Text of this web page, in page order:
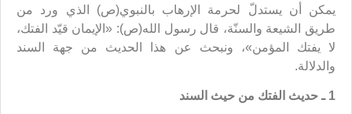
يمكن أن يستدلّ لحرمة الإرهاب بالنبوي(ص) الذي ورد من
طريق الشيعة والسنّة، قال رسول الله(ص): «الإيمان قيّد الفتك،
لا يفتك المؤمن»، ونبحث عن هذا الحديث من جهة السند
والدلالة.
1 ـ حديث الفتك من حيث السند